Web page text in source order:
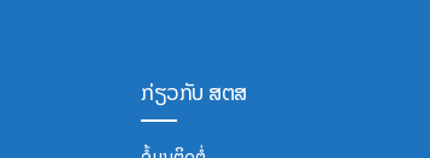
ກ່ຽວກັບ ສຕສ